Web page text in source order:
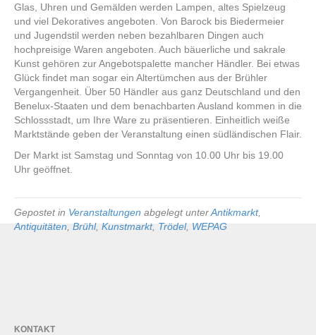
Glas, Uhren und Gemälden werden Lampen, altes Spielzeug
und viel Dekoratives angeboten. Von Barock bis Biedermeier
und Jugendstil werden neben bezahlbaren Dingen auch
hochpreisige Waren angeboten. Auch bäuerliche und sakrale
Kunst gehören zur Angebotspalette mancher Händler. Bei etwas
Glück findet man sogar ein Altertümchen aus der Brühler
Vergangenheit. Über 50 Händler aus ganz Deutschland und den
Benelux-Staaten und dem benachbarten Ausland kommen in die
Schlossstadt, um Ihre Ware zu präsentieren. Einheitlich weiße
Marktstände geben der Veranstaltung einen südländischen Flair.
Der Markt ist Samstag und Sonntag von 10.00 Uhr bis 19.00
Uhr geöffnet.
Gepostet in Veranstaltungen abgelegt unterAntikmarkt,
Antiquitäten Brühl, Kunstmarkt, Trödel, WEPAG
KONTAKT